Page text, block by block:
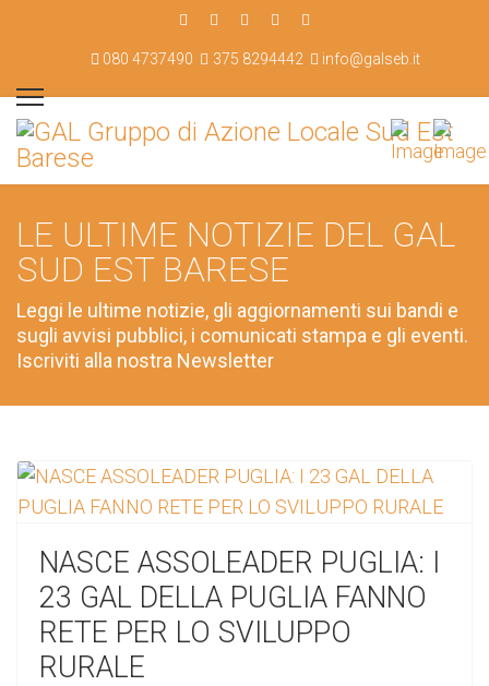
080 4737490 375 8294442 info@galseb.it
LE ULTIME NOTIZIE DEL GAL
SUD EST BARESE
Leggi le ultime notizie, gli aggiornamenti sui bandi e
sugli avvisi pubblici, i comunicati stampa e gli eventi.
Iscriviti alla nostra Newsletter
NASCE ASSOLEADER PUGLIA: I
23 GAL DELLA PUGLIA FANNO
RETE PER LO SVILUPPO
RURALE